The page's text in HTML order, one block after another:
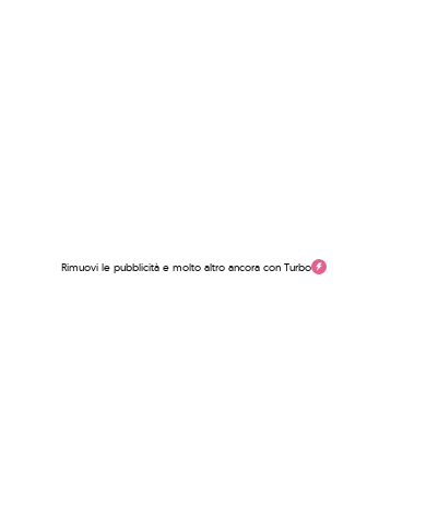
Rimuovi le pubblicità e molto altro ancora con Turbo